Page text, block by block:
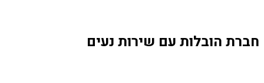
חברת הובלות עם שירות נעים